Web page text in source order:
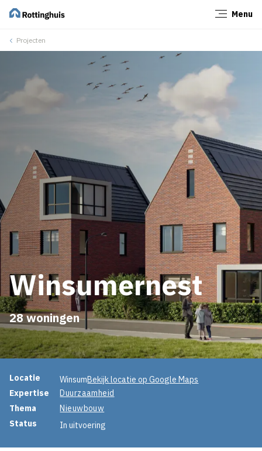
Menu
Projecten
Winsumernest
28 woningen
Projectinformatie
Locatie WinsumBekijk locatie op Google Maps
Expertise
Duurzaamheid
Thema
Nieuwbouw
Status
In uitvoering
Sluiten